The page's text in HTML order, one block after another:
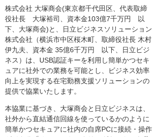
株式会社 大塚商会(東京都千代田区、代表取締
役社長 大塚裕司、資本金103億7千万円 以
下、大塚商会)と、日立ビジネスソリューション
株式会社（横浜市中区桜木町、取締役社長 木村
伊九夫、資本金 35億6千万円 以下、日立ビジ
ネス）は、USB認証キーを利用し簡単かつセキ
ュアに社外での業務を可能とし、ビジネス効率
向上を実現する在宅勤務支援ソリューションの
提供で協業いたします。
本協業に基づき、大塚商会と日立ビジネスは、
社外から直結通信回線を使っているかのように
簡単かつセキュアに社内の自席PCに接続・操作